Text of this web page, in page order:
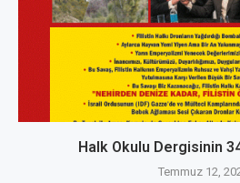
Halk Okulu Dergisinin
Temmuz 12,